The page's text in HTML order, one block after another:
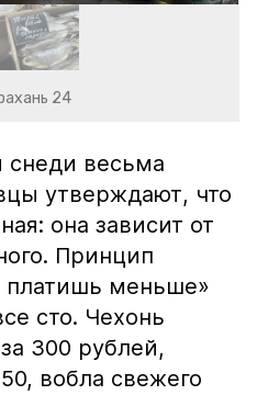
24
снеди весьма
утверждают, что
она зависит от
Принцип
меньше»
сто. Чехонь
300 рублей,
вобла свежего